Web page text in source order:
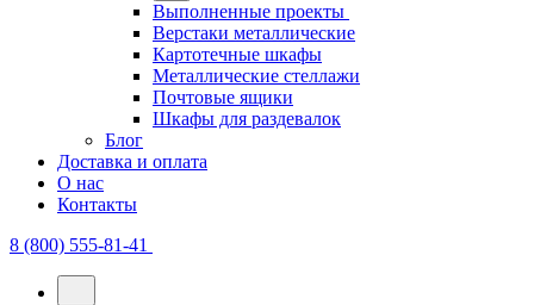
Выполненные проекты
Верстаки металлические
Картотечные шкафы
Металлические стеллажи
Почтовые ящики
Шкафы для раздевалок
Блог
Доставка и оплата
О нас
Контакты
8 (800) 555-81-41